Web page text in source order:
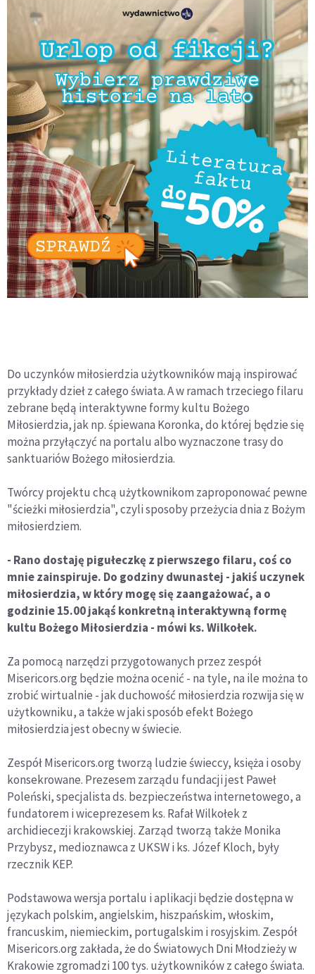
Do uczynków miłosierdzia użytkowników mają inspirować
przykłady dzieł z całego świata. A w ramach trzeciego filaru
zebrane będą interaktywne formy kultu Bożego
Miłosierdzia, jak np. śpiewana Koronka, do której będzie się
można przyłączyć na portalu albo wyznaczone trasy do
sanktuariów Bożego miłosierdzia.
Twórcy projektu chcą użytkownikom zaproponować pewne
"ścieżki miłosierdzia", czyli sposoby przeżycia dnia z Bożym
miłosierdziem.
- Rano dostaję pigułeczkę z pierwszego filaru, coś co
mnie zainspiruje. Do godziny dwunastej - jakiś uczynek
miłosierdzia, w który mogę się zaangażować, a o
godzinie 15.00 jakąś konkretną interaktywną formę
kultu Bożego Miłosierdzia - mówi ks. Wilkołek.
Za pomocą narzędzi przygotowanych przez zespół
Misericors.org będzie można ocenić - na tyle, na ile można to
zrobić wirtualnie - jak duchowość miłosierdzia rozwija się w
użytkowniku, a także w jaki sposób efekt Bożego
miłosierdzia jest obecny w świecie.
Zespół Misericors.org tworzą ludzie świeccy, księża i osoby
konsekrowane. Prezesem zarządu fundacji jest Paweł
Poleński, specjalista ds. bezpieczeństwa internetowego, a
fundatorem i wiceprezesem ks. Rafał Wilkołek z
archidiecezji krakowskiej. Zarząd tworzą także Monika
Przybysz, medioznawca z UKSW i ks. Józef Kloch, były
rzecznik KEP.
Podstawowa wersja portalu i aplikacji będzie dostępna w
językach polskim, angielskim, hiszpańskim, włoskim,
francuskim, niemieckim, portugalskim i rosyjskim. Zespół
Misericors.org zakłada, że do Światowych Dni Młodzieży w
Krakowie zgromadzi 100 tys. użytkowników z całego świata.